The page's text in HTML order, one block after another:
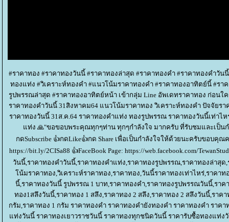
#ราคาทอง #ราคาทองวันนี้ #ราคาทองล่าสุด #ราคาทองคำ #ราคาทองคำวัน
ทองแท่ง #วิเคราะห์ทองคำ #แนวโน้มราคาทองคำ #ราคาทองอาทิตย์นี้ #ร
รูปพรรณล่าสุด #ราคาทองอาทิตย์หน้า เข้ากลุ่ม Line อัพเดทราคาทอง ก่อนใค
ราคาทองคำวันนี้ 31สิงหาคม64 แนวโน้มราคาทอง วิเคราะห์ทองคำ ปัจจัยร
ราคาทองวันนี้ 31ส.ค.64 ราคาทองคำแท่ง ทองรูปพรรณ ราคาทองวันนี้เท่า
ท่ง 🙏"ขอขอบพระคุณทุกๆท่าน ทุกๆกำลังใจ มากครับ ที่รับชมและเป็นกำ
กดSubscribe 👍กดLike👍กด Share เพื่อเป็นกำลังใจให้ด้วยนะครับขอบคุณ
https://bit.ly/2CISa88 👍FaceBook Page: https://web.facebook.com/
วันนี้,ราคาทองคำวันนี้,ราคาทองคำแท่ง,ราคาทองรูปพรรณ,ราคาทองล่าสุ
น้มราคาทอง,วิเคราะห์ราคาทอง,ราคาทอง,วันนี้ราคาทองเท่าไหร่,ราคาท
นี้,ราคาทองวันนี้ รูปพรรณ 1 บาท,ราคาทองคํา,ราคาทองรูปพรรณวันนี้,รา
ทอง1สลึงวันนี้,ราคาทอง 1 สลึง,ราคาทอง 2 สลึง,ราคาทอง 2 สลึงวันนี้,ราค
กรัม,ราคาทอง 1 กรัม ราคาทองคำ ราคาทองคำยังทองคำ ราคาทองคำ รา
ท่งวันนี้ ราคาทองเยาวราชวันนี้ ราคาทองทุกชนิดวันนี้ ราคารับซื้อทองแท่ง